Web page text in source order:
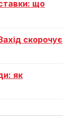
що
скорочує
як